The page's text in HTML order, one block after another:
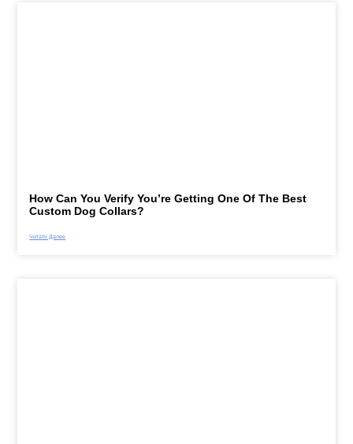
How Can You Verify You’re Getting One Of The Best
Custom Dog Collars?
Читать Далее